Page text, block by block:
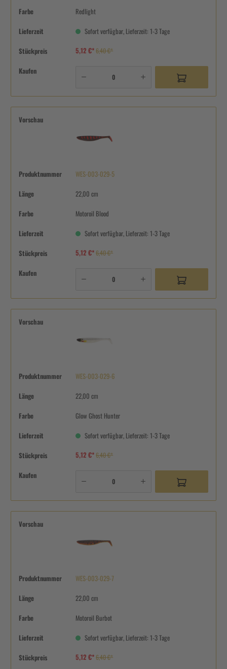
Farbe Redlight
Lieferzeit Sofort verfügbar, Lieferzeit: 1-3 Tage
Stückpreis 5,12 €*6,40 €*
Kaufen
Vorschau
Produktnummer WES-003-029-5
Länge 22,00 cm
Farbe Motoroil Blood
Lieferzeit Sofort verfügbar, Lieferzeit: 1-3 Tage
Stückpreis 5,12 €*6,40 €*
Kaufen
Vorschau
Produktnummer WES-003-029-6
Länge 22,00 cm
Farbe Glow Ghost Hunter
Lieferzeit Sofort verfügbar, Lieferzeit: 1-3 Tage
Stückpreis 5,12 €*6,40 €*
Kaufen
Vorschau
Produktnummer WES-003-029-7
Länge 22,00 cm
Farbe Motoroil Burbot
Lieferzeit Sofort verfügbar, Lieferzeit: 1-3 Tage
Stückpreis 5,12 €*6,40 €*